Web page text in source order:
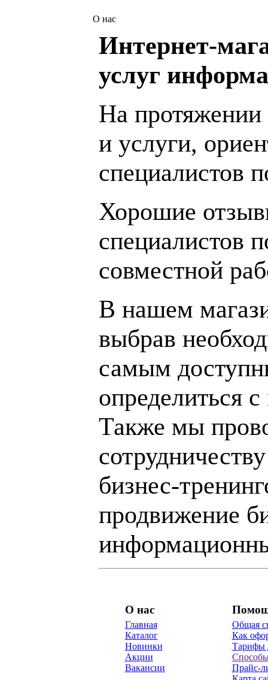
О нас
Интернет-
услуг
На протяжении
и услуги,
специалистов
Хорошие
специалистов
совместной
В нашем
выбрав
самым
определиться
Также мы
бизнес-
продвижение
О нас
Главная
Каталог
Новинки
Акции
Вакансии
Общая
Как
Тарифы
Прайс-